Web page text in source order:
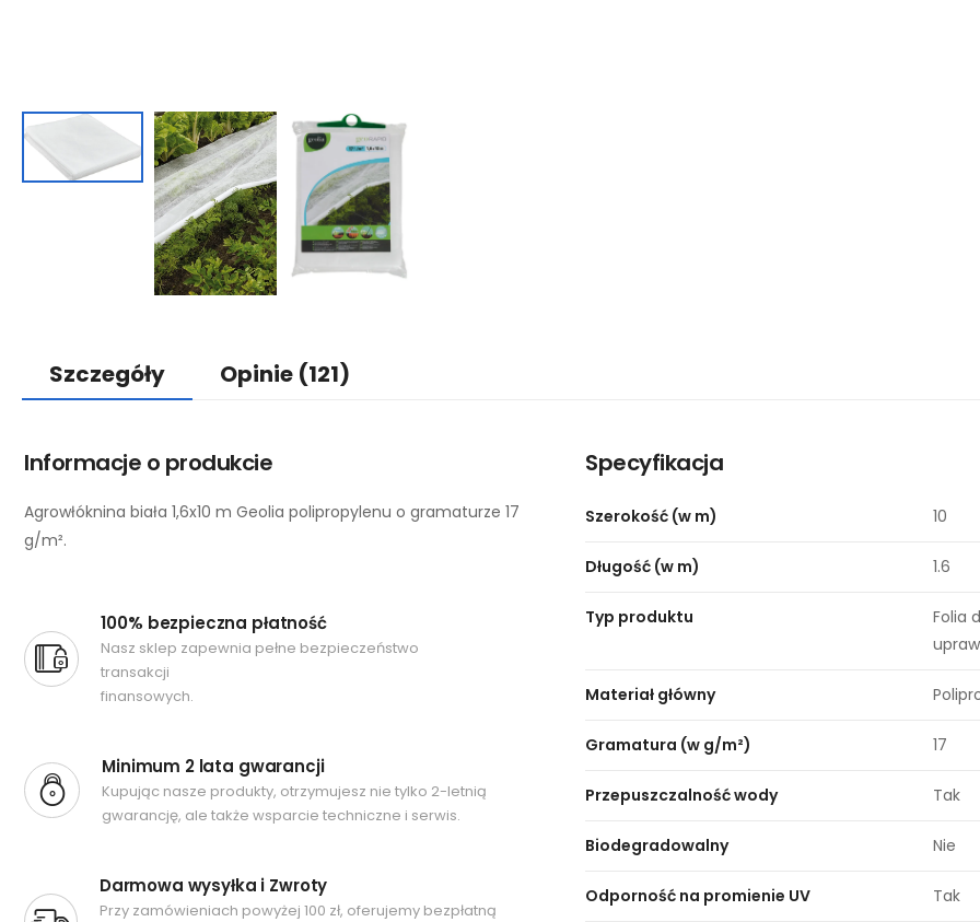
Szczegóły Opinie (121)
Informacje o produkcie
Agrowłóknina biała 1,6x10 m Geolia polipropylenu o gramaturze 17
g/m².
100% bezpieczna płatność
Nasz sklep zapewnia pełne bezpieczeństwo
transakcji
finansowych.
Minimum 2 lata gwarancji
Kupując nasze produkty, otrzymujesz nie tylko 2-letnią
gwarancję, ale także wsparcie techniczne i serwis.
Darmowa wysyłka i Zwroty
Przy zamówieniach powyżej 100 zł, oferujemy bezpłatną
Specyfikacja
Szerokość (w m) 10
Długość (w m) 1.6
Typ produktu
Folia
upraw
Materiał główny
Gramatura (w g/m²) 17
Przepuszczalność wody Tak
Biodegradowalny Nie
Odporność na promienie UV Tak